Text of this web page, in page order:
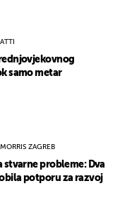
samo metar
ZAGREB
stvarne probleme: Dva
potporu za razvoj